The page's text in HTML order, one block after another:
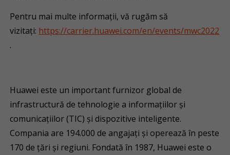
Pentru mai multe informații, vă rugăm să
vizitați: https://carrier.huawei.com/en/events/mwc2022
.
Huawei este un important furnizor global de
infrastructură de tehnologie a informațiilor și
comunicațiilor (TIC) și dispozitive inteligente.
Compania are 194.000 de angajați și operează în peste
170 de țări și regiuni. Fondată în 1987, Huawei este o